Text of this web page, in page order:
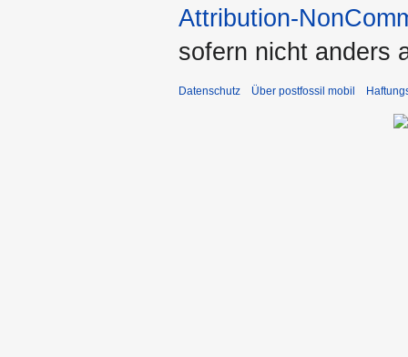
Attribution-
sofern nicht anders
Datenschutz Über postfossil mobil